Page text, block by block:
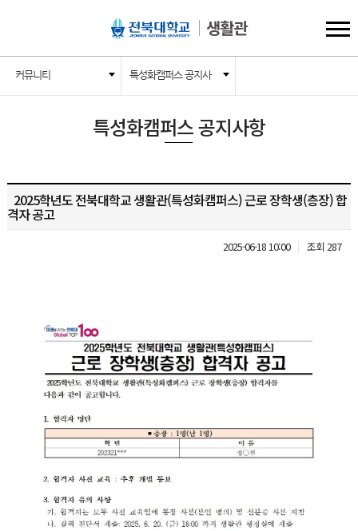
생활관
커뮤니티 특성화캠퍼스 공지사
특성화캠퍼스 공지사항
2025학년도 전북대학교 생활관(특성화캠퍼스) 근로 장학생(층장) 합
격자 공고
2025-06-18 10:00 조회 287